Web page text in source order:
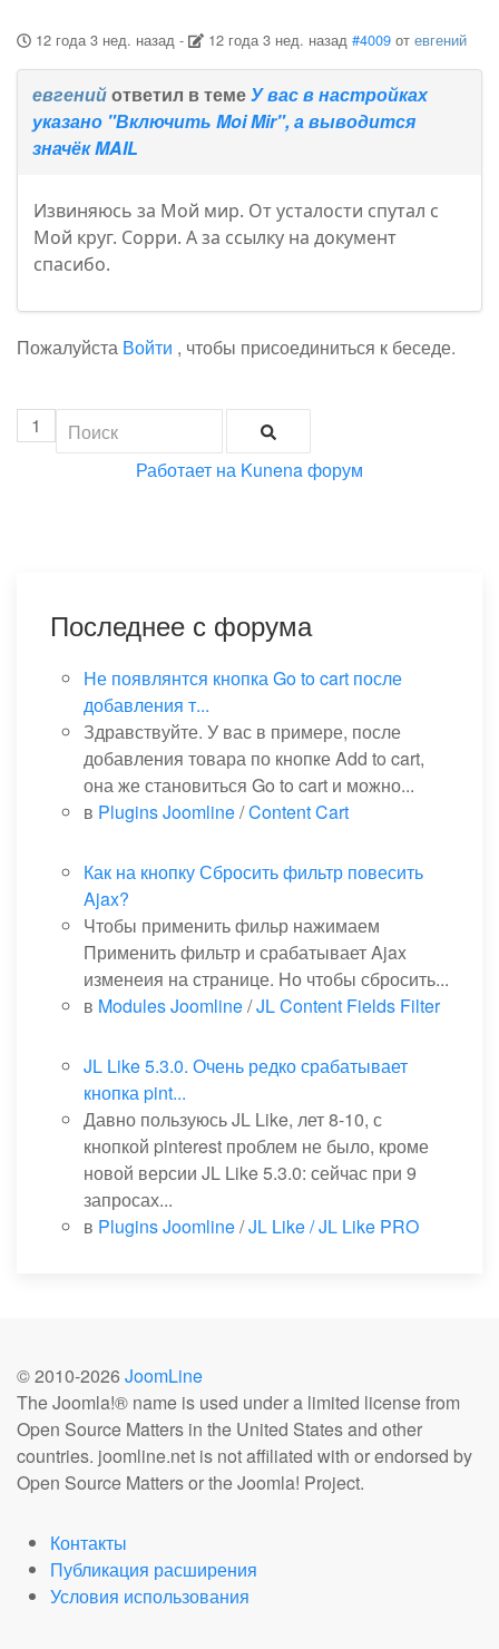
12 года 3 нед. назад- 12 года 3 нед. назад #4009 отевгений
евгенийответил в темеУ вас в настройках
указано "Включить Moi Mir", а выводится
значёк MAIL
Извиняюсь за Мой мир. От усталости спутал с
Мой круг. Сорри. А за ссылку на документ
спасибо.
Пожалуйста Войти , чтобы присоединиться к беседе.
1
Работает на Kunena форум
Последнее с форума
Не появлянтся кнопка Go to cart после
добавления т...
Здравствуйте. У вас в примере, после
добавления товара по кнопке Add to cart,
она же становиться Go to cart и можно...
в Plugins Joomline/Content Cart
Как на кнопку Сбросить фильтр повесить
Ajax?
Чтобы применить фильр нажимаем
Применить фильтр и срабатывает Ajax
изменеия на странице. Но чтобы сбросить...
в Modules Joomline/JL Content Fields Filter
JL Like 5.3.0. Очень редко срабатывает
кнопка pint...
Давно пользуюсь JL Like, лет 8-10, с
кнопкой pinterest проблем не было, кроме
новой версии JL Like 5.3.0: сейчас при 9
запросах...
в Plugins Joomline/JL Like / JL Like PRO
© 2010-2026 JoomLine
The Joomla!® name is used under a limited license from
Open Source Matters in the United States and other
countries. joomline.net is not affiliated with or endorsed by
Open Source Matters or the Joomla! Project.
Контакты
Публикация расширения
Условия использования